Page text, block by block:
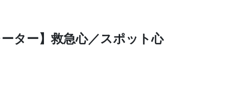
ター】救急心／スポット心